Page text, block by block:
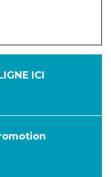
ICI
JUIN
SEPTEMBRE